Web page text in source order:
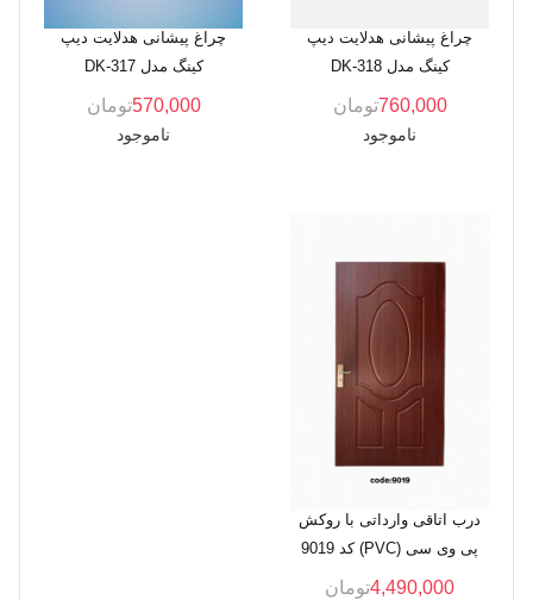
چراغ پیشانی هدلایت دیپ
کینگ مدل DK-318
760,000تومان
ناموجود
چراغ پیشانی هدلایت دیپ
کینگ مدل DK-317
570,000تومان
ناموجود
درب اتاقی وارداتی با روکش
پی وی سی (PVC) کد 9019
4,490,000تومان